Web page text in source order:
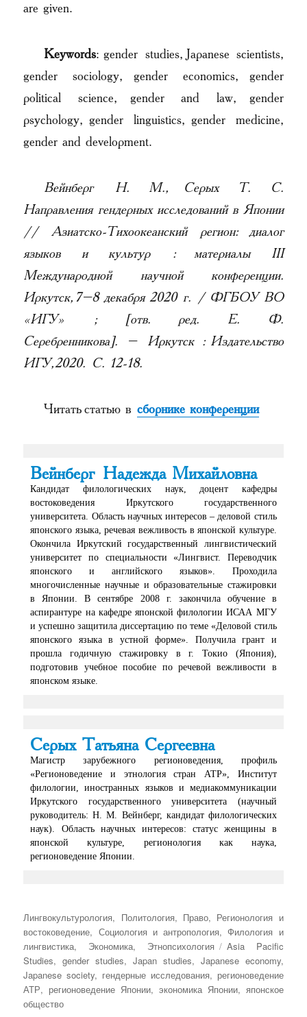
are given.
Keywords: gender studies, Japanese scientists,
gender sociology, gender economics, gender
political science, gender and law, gender
psychology, gender linguistics, gender medicine,
gender and development.
Вейнберг Н. М., Серых Т. С.
Направления гендерных исследований в Японии
// Азиатско-Тихоокеанский регион: диалог
языков и культур : материалы III
Международной научной конференции.
Иркутск, 7–8 декабря 2020 г. / ФГБОУ ВО
«ИГУ» ; [отв. ред. Е. Ф.
Серебренникова]. – Иркутск : Издательство
ИГУ, 2020. С. 12-18.
Читать статью всборнике конференции
Вейнберг Надежда Михайловна
Кандидат филологических наук, доцент кафедры
востоковедения Иркутского государственного
университета. Область научных интересов – деловой стиль
японского языка, речевая вежливость в японской культуре.
Окончила Иркутский государственный лингвистический
университет по специальности «Лингвист. Переводчик
японского и английского языков». Проходила
многочисленные научные и образовательные стажировки
в Японии. В сентябре 2008 г. закончила обучение в
аспирантуре на кафедре японской филологии ИСАА МГУ
и успешно защитила диссертацию по теме «Деловой стиль
японского языка в устной форме». Получила грант и
прошла годичную стажировку в г. Токио (Япония),
подготовив учебное пособие по речевой вежливости в
японском языке.
Серых Татьяна Сергеевна
Магистр зарубежного регионоведения, профиль
«Регионоведение и этнология стран АТР», Институт
филологии, иностранных языков и медиакоммуникации
Иркутского государственного университета (научный
руководитель: Н. М. Вейнберг, кандидат филологических
наук). Область научных интересов: статус женщины в
японской культуре, регионология как наука,
регионоведение Японии.
Рубрики
Лингвокультурология, Политология, Право, Регионология и
востоковедение, Социология и антропология,Филология и
лингвистика, Экономика, Этнопсихология Метки
Asia Pacific
Studies,gender studies,Japan studies, Japanese economy,
Japanese society, гендерные исследования, регионоведение
АТР, регионоведение Японии, экономика Японии, японское
общество